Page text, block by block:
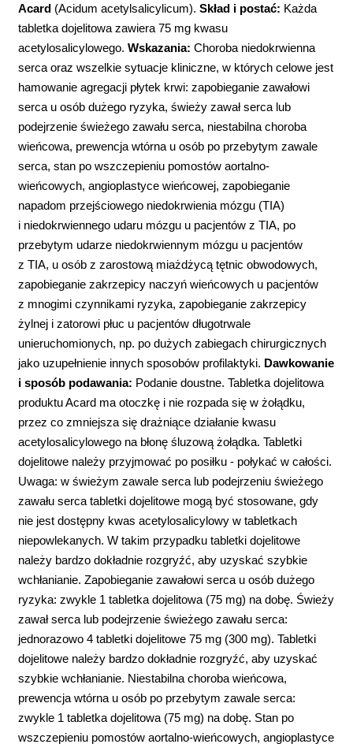
Acard (Acidum acetylsalicylicum).Skład i postać: Każda
tabletka dojelitowa zawiera 75 mg kwasu
acetylosalicylowego.Wskazania: Choroba niedokrwienna
serca oraz wszelkie sytuacje kliniczne, w których celowe jest
hamowanie agregacji płytek krwi: zapobieganie zawałowi
serca u osób dużego ryzyka, świeży zawał serca lub
podejrzenie świeżego zawału serca, niestabilna choroba
wieńcowa, prewencja wtórna u osób po przebytym zawale
serca, stan po wszczepieniu pomostów aortalno-
wieńcowych, angioplastyce wieńcowej, zapobieganie
napadom przejściowego niedokrwienia mózgu (TIA)
i niedokrwiennego udaru mózgu u pacjentów z TIA, po
przebytym udarze niedokrwiennym mózgu u pacjentów
z TIA, u osób z zarostową miażdżycą tętnic obwodowych,
zapobieganie zakrzepicy naczyń wieńcowych u pacjentów
z mnogimi czynnikami ryzyka, zapobieganie zakrzepicy
żylnej i zatorowi płuc u pacjentów długotrwale
unieruchomionych, np. po dużych zabiegach chirurgicznych
jako uzupełnienie innych sposobów profilaktyki. Dawkowanie
i sposób podawania: Podanie doustne. Tabletka dojelitowa
produktu Acard ma otoczkę i nie rozpada się w żołądku,
przez co zmniejsza się drażniące działanie kwasu
acetylosalicylowego na błonę śluzową żołądka. Tabletki
dojelitowe należy przyjmować po posiłku - połykać w całości.
Uwaga: w świeżym zawale serca lub podejrzeniu świeżego
zawału serca tabletki dojelitowe mogą być stosowane, gdy
nie jest dostępny kwas acetylosalicylowy w tabletkach
niepowlekanych. W takim przypadku tabletki dojelitowe
należy bardzo dokładnie rozgryźć, aby uzyskać szybkie
wchłanianie. Zapobieganie zawałowi serca u osób dużego
ryzyka: zwykle 1 tabletka dojelitowa (75 mg) na dobę. Świeży
zawał serca lub podejrzenie świeżego zawału serca:
jednorazowo 4 tabletki dojelitowe 75 mg (300 mg). Tabletki
dojelitowe należy bardzo dokładnie rozgryźć, aby uzyskać
szybkie wchłanianie. Niestabilna choroba wieńcowa,
prewencja wtórna u osób po przebytym zawale serca:
zwykle 1 tabletka dojelitowa (75 mg) na dobę. Stan po
wszczepieniu pomostów aortalno-wieńcowych, angioplastyce